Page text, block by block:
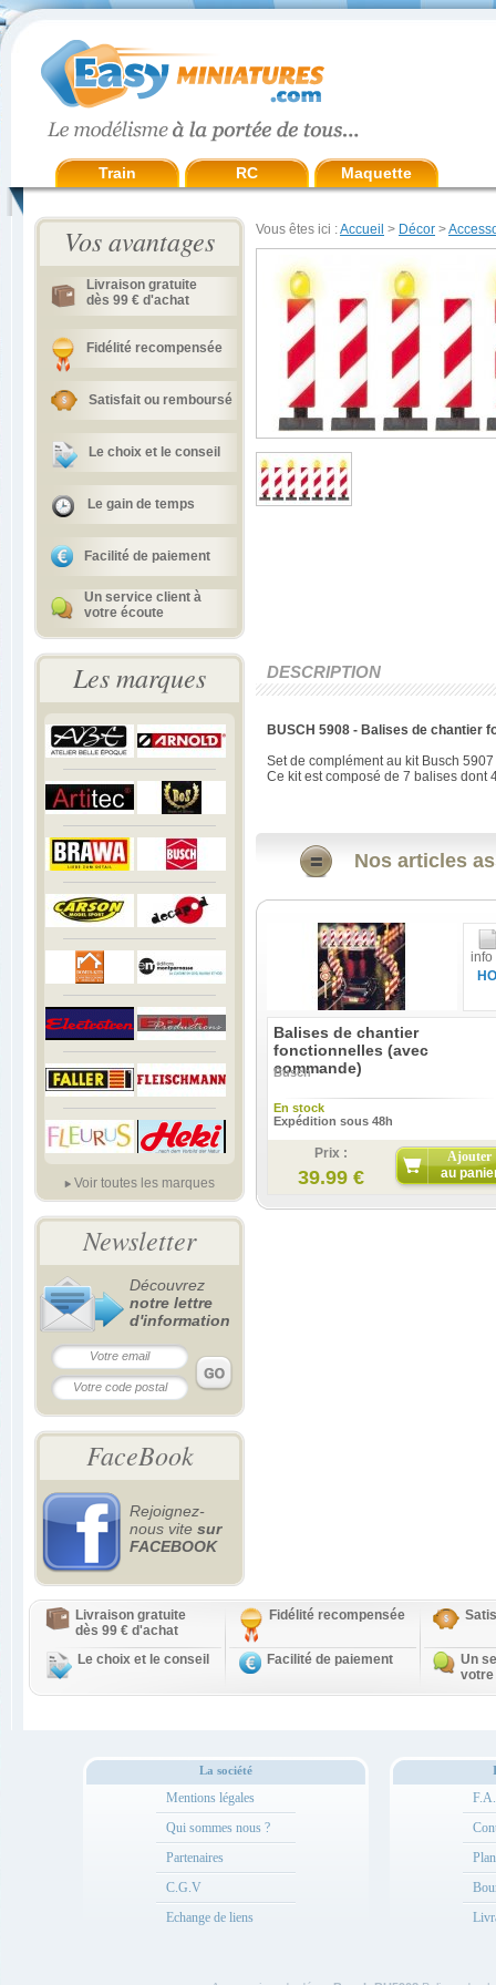
Train RC Maquette
Vos avantages
Livraison gratuite
dès 99 € d'achat
Fidélité recompensée
Satisfait ou remboursé
Le choix et le conseil
Le gain de temps
Facilité de paiement
Un service client à
votre écoute
Les marques
Voir toutes les marques
Newsletter
Découvrez
notre lettre
d'information
FaceBook
Rejoignez-
nous vite sur
FACEBOOK
Vous êtes ici :Accueil > Décor >
DESCRIPTION
BUSCH 5908 - Balises de chantier
Set de complément au kit Busch 5907
Ce kit est composé de 7 balises dont
Nos articles
info
HO
Balises de chantier
fonctionnelles (avec
commande)
Busch
En stock
Expédition sous 48h
Prix :
39.99 €
Ajouter
au
Livraison gratuite
dès 99 € d'achat
Fidélité recompensée
Le choix et le conseil Facilité de paiement
Un
votre
La société
Mentions légales
Qui sommes nous ?
Partenaires
C.G.V
Echange de liens